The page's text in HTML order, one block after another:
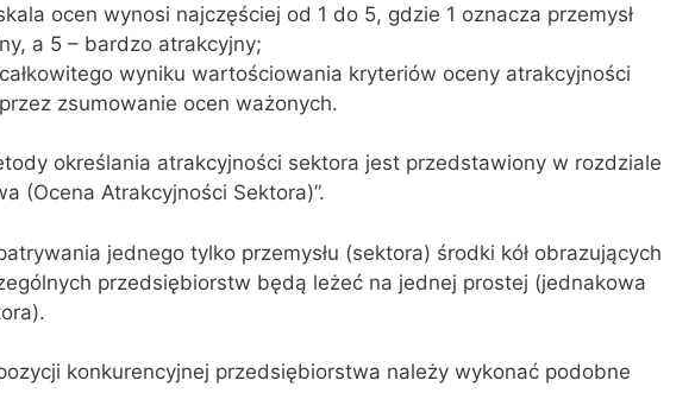
ocen wynosi najczęściej od 1 do 5, gdzie 1 oznacza przemysł
a 5 – bardzo atrakcyjny;
wyniku wartościowania kryteriów oceny atrakcyjności
zsumowanie ocen ważonych.
określania atrakcyjności sektora jest przedstawiony w rozdziale
(Ocena Atrakcyjności Sektora)”.
jednego tylko przemysłu (sektora) środki kół obrazujących
przedsiębiorstw będą leżeć na jednej prostej (jednakowa
konkurencyjnej przedsiębiorstwa należy wykonać podobne